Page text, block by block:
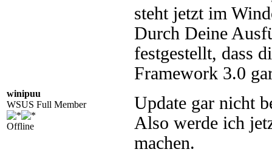
winipuu
WSUS Full Member
Offline
steht jetzt im
Durch Deine
festgestellt, dass
Framework 3.0
Update gar nicht
Also werde ich
machen.